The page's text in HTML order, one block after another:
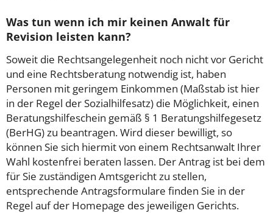
Was tun wenn ich mir keinen Anwalt für
Revision leisten kann?
Soweit die Rechtsangelegenheit noch nicht vor Gericht
und eine Rechtsberatung notwendig ist, haben
Personen mit geringem Einkommen (Maßstab ist hier
in der Regel der Sozialhilfesatz) die Möglichkeit, einen
Beratungshilfeschein gemäß § 1 Beratungshilfegesetz
(BerHG) zu beantragen. Wird dieser bewilligt, so
können Sie sich hiermit von einem Rechtsanwalt Ihrer
Wahl kostenfrei beraten lassen. Der Antrag ist bei dem
für Sie zuständigen Amtsgericht zu stellen,
entsprechende Antragsformulare finden Sie in der
Regel auf der Homepage des jeweiligen Gerichts.